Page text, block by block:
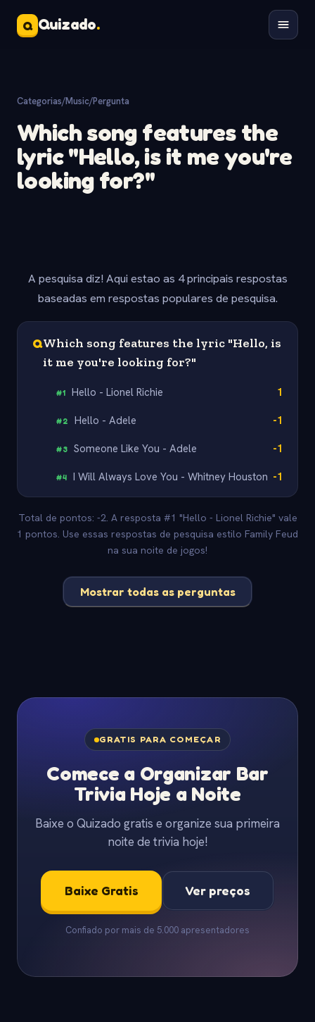
Q Quizado.
Categorias/Music/Pergunta
Which song features the
lyric "Hello, is it me you're
looking for?"
A pesquisa diz! Aqui estao as 4 principais respostas
baseadas em respostas populares de pesquisa.
QWhich song features the lyric "Hello, is
it me you're looking for?"
#1 Hello - Lionel Richie 1
#2 Hello - Adele -1
#3 Someone Like You - Adele -1
#4 I Will Always Love You - Whitney Houston -1
Total de pontos: -2. A resposta #1 "Hello - Lionel Richie" vale
1 pontos. Use essas respostas de pesquisa estilo Family Feud
na sua noite de jogos!
Mostrar todas as perguntas
GRATIS PARA COMEÇAR
Comece a Organizar Bar
Trivia Hoje a Noite
Baixe o Quizado gratis e organize sua primeira
noite de trivia hoje!
Baixe Gratis Ver preços
Confiado por mais de 5.000 apresentadores